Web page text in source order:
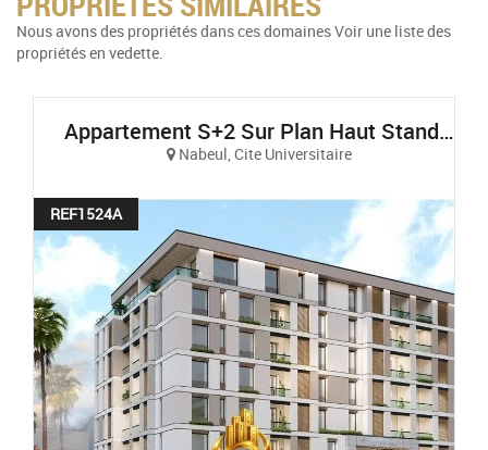
Nous avons des propriétés dans ces domaines Voir une liste des
propriétés en vedette.
Appartement S+2 Sur Plan Haut Standing Et Vue Sur Mer À AFH Mrezga, Cité El Wafa, Nabeul
Nabeul, Cite Universitaire
REF1524A